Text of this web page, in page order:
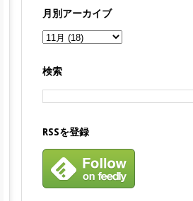
月別アーカイブ
検索
RSSを登録